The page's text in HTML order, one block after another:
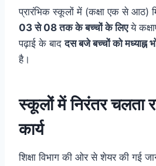
प्रारंभिक स्कूलों में (कक्षा एक से आठ)
03 से 08 तक के बच्चों के लिएये
पढ़ाई के बाददस बजे बच्चों को मध्याह्न
है।
स्कूलों में निरंतर चलता
कार्य
शिक्षा विभाग की ओर से शेयर की गई